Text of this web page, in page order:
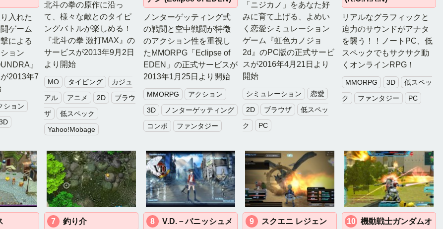
入れた
ゲーム
による
ョン
』
2013年7
ション
北斗の拳の原作に沿っ
て、様々な敵とのタイピ
ングバトルが楽しめる！
『北斗の拳 激打MAX』の
サービスが2013年9月2日
より開始
MO タイピング
カジュ
アル
アニメ 2D
ブラウ
ザ
低スペック
Yahoo!Mobage
ノンターゲッティング式
の戦闘と空中戦闘が特徴
のアクション性を重視し
たMMORPG「Eclipse of
EDEN」の正式サービスが
2013年1月25日より開始
MMORPG
アクション
3D
ノンターゲッティング
コンボ
ファンタジー
「ニジカノ」をあなた好
みに育て上げる、よめい
く恋愛シミュレーション
ゲーム『虹色カノジョ
2d』のPC版の正式サービ
スが2016年4月21日より
開始
シミュレーション
恋愛
2D
ブラウザ
低スペッ
ク
PC
リアルなグラフィックと
迫力のサウンドがアナタ
を襲う！！ノートPC、低
スペックでもサクサク動
くオンラインRPG！
MMORPG 3D
低スペッ
ク
ファンタジー PC
7 釣り介 8
V.D.－バニッシュメ
9
スクエニ レジェン
10
機動戦士ガンダムオ